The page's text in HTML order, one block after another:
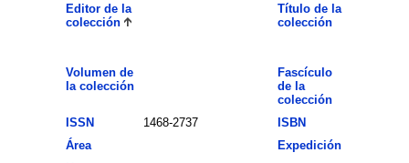
Editor de la
colección
Título de la
colección
Volumen de
la colección
Fascículo
de la
colección
ISSN
1468-2737
ISBN
Área
Expedición